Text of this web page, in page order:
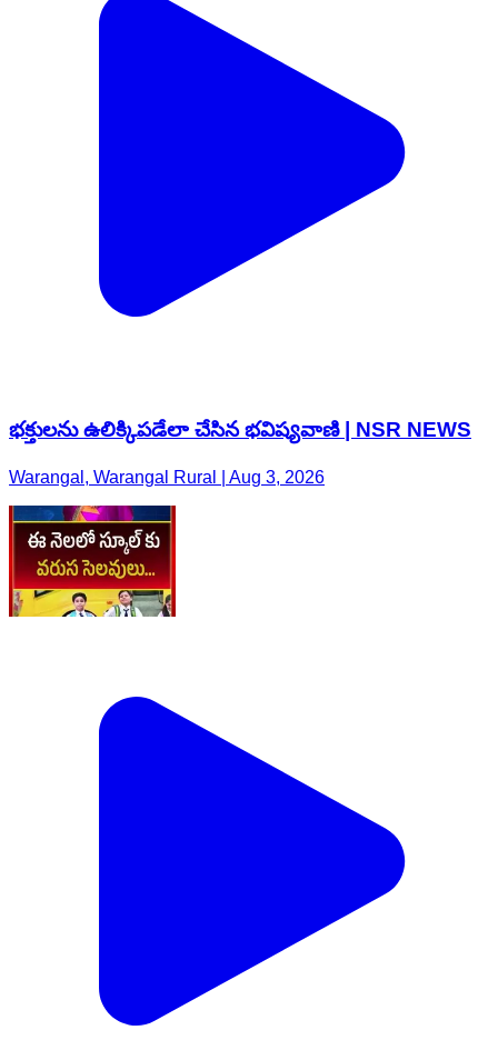
భక్తులను ఉలిక్కిపడేలా చేసిన భవిష్యవాణి | NSR NEWS
Warangal, Warangal Rural | Aug 3, 2026